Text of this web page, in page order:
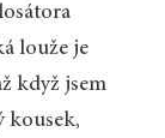
louže je
když jsem
kousek,